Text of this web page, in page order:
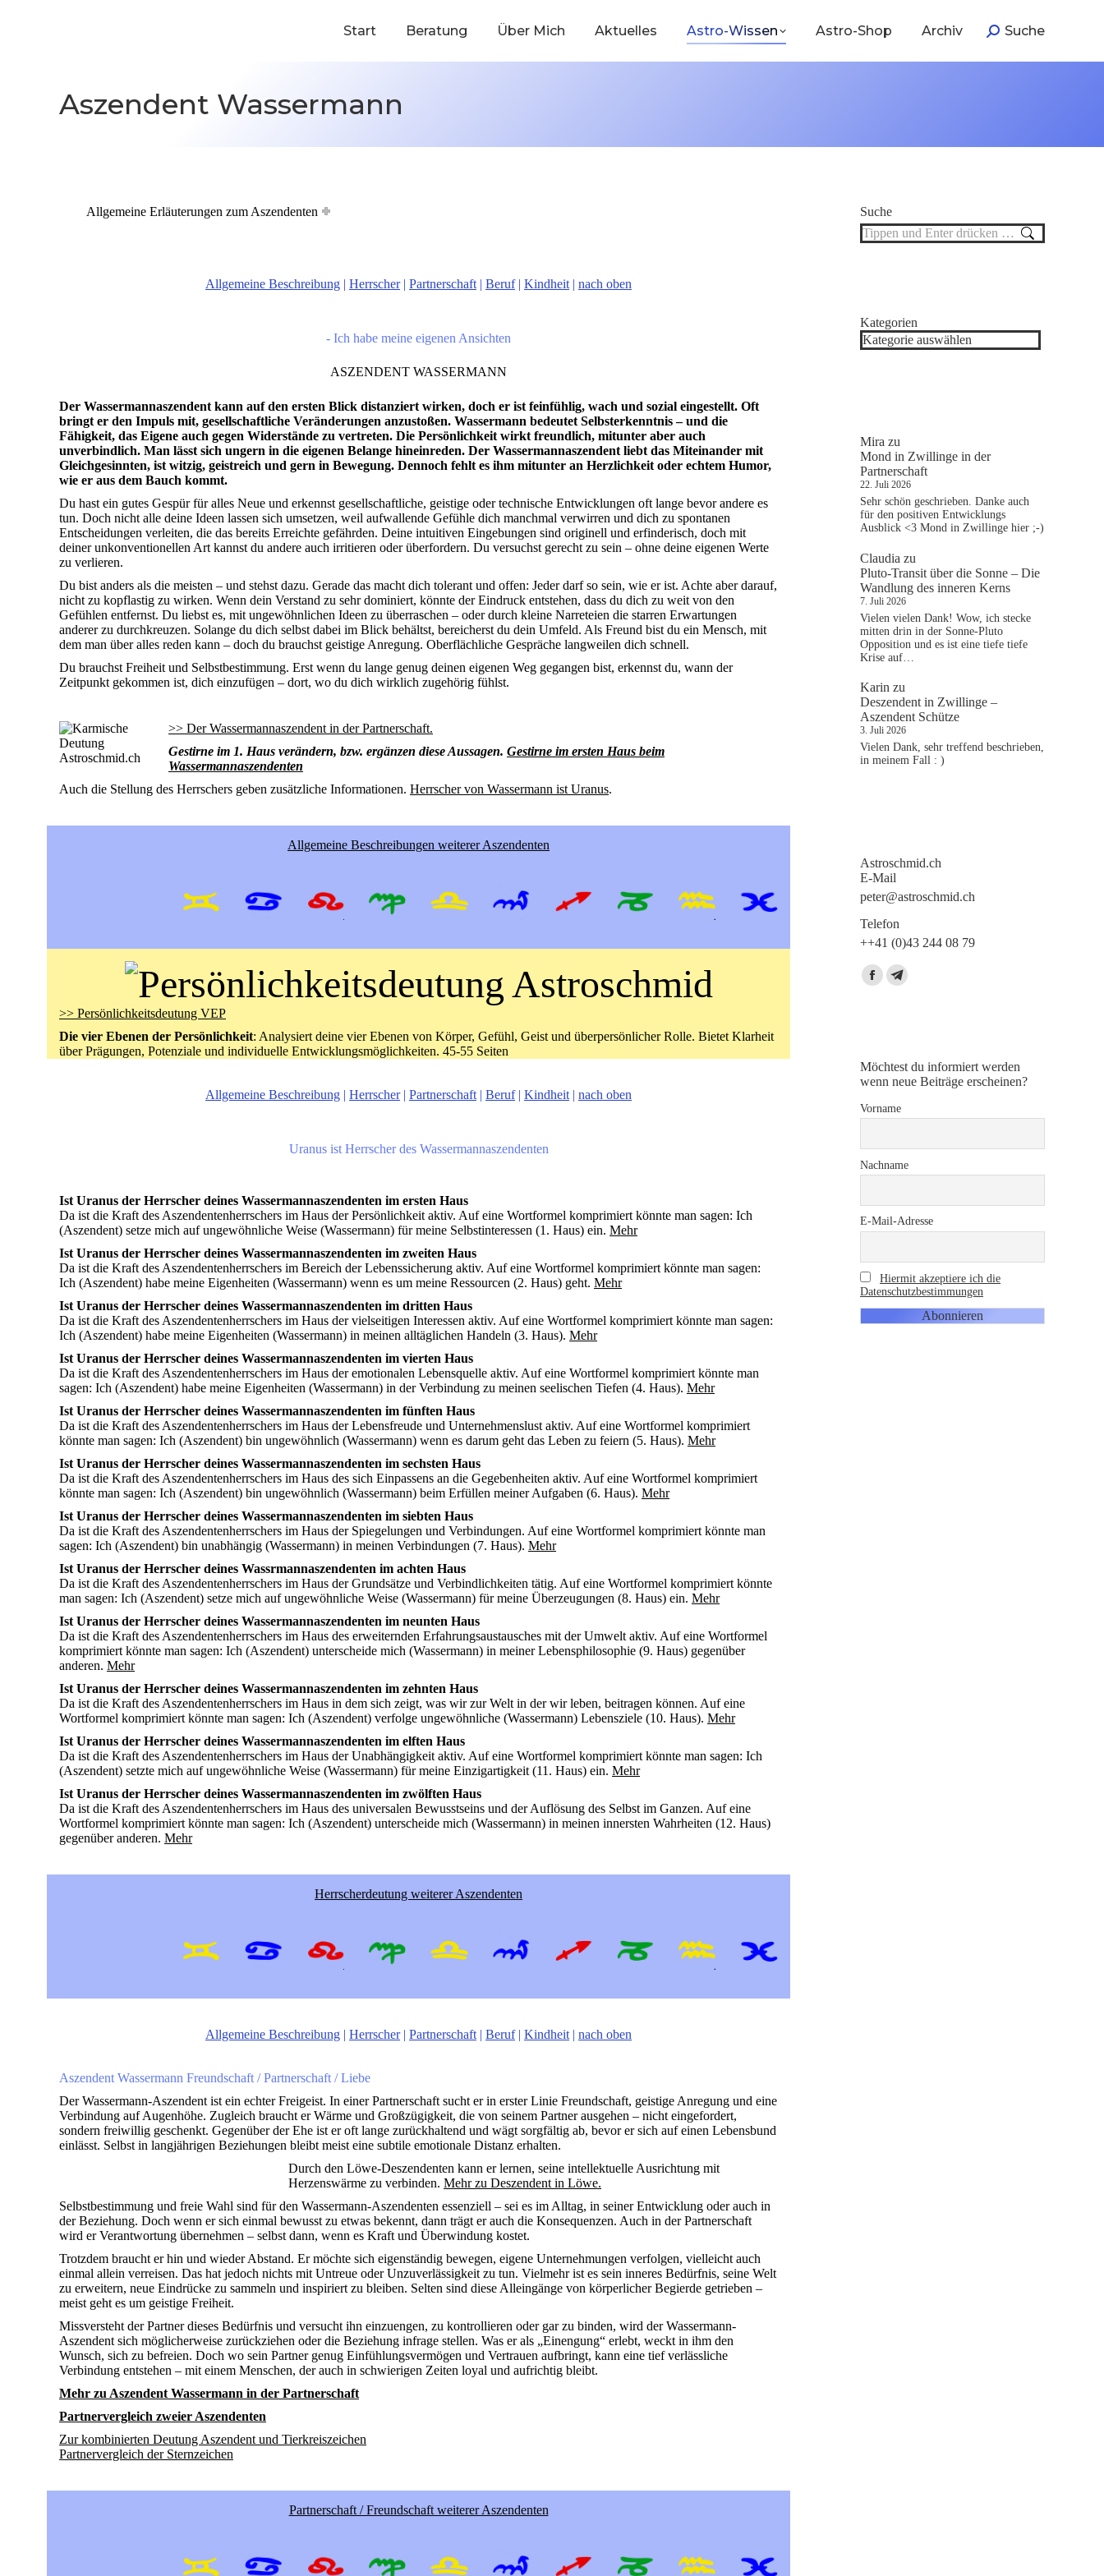
Start Beratung Über Mich Aktuelles Astro-Wissen Astro-Shop Archiv Search:Suche
Aszendent Wassermann
Allgemeine Erläuterungen zum Aszendenten
Allgemeine Beschreibung | Herrscher| Partnerschaft | Beruf| Kindheit | nach oben
- Ich habe meine eigenen Ansichten
ASZENDENT WASSERMANN
Der Wassermannaszendent kann auf den ersten Blick distanziert wirken, doch er ist feinfühlig, wach und sozial eingestellt. Oft
bringt er den Impuls mit, gesellschaftliche Veränderungen anzustoßen. Wassermann bedeutet Selbsterkenntnis – und die
Fähigkeit, das Eigene auch gegen Widerstände zu vertreten. Die Persönlichkeit wirkt freundlich, mitunter aber auch
unverbindlich. Man lässt sich ungern in die eigenen Belange hineinreden. Der Wassermannaszendent liebt das Miteinander mit
Gleichgesinnten, ist witzig, geistreich und gern in Bewegung. Dennoch fehlt es ihm mitunter an Herzlichkeit oder echtem Humor,
wie er aus dem Bauch kommt.
Du hast ein gutes Gespür für alles Neue und erkennst gesellschaftliche, geistige oder technische Entwicklungen oft lange bevor andere es
tun. Doch nicht alle deine Ideen lassen sich umsetzen, weil aufwallende Gefühle dich manchmal verwirren und dich zu spontanen
Entscheidungen verleiten, die das bereits Erreichte gefährden. Deine intuitiven Eingebungen sind originell und erfinderisch, doch mit
deiner unkonventionellen Art kannst du andere auch irritieren oder überfordern. Du versuchst gerecht zu sein – ohne deine eigenen Werte
zu verlieren.
Du bist anders als die meisten – und stehst dazu. Gerade das macht dich tolerant und offen: Jeder darf so sein, wie er ist. Achte aber darauf,
nicht zu kopflastig zu wirken. Wenn dein Verstand zu sehr dominiert, könnte der Eindruck entstehen, dass du dich zu weit von den
Gefühlen entfernst. Du liebst es, mit ungewöhnlichen Ideen zu überraschen – oder durch kleine Narreteien die starren Erwartungen
anderer zu durchkreuzen. Solange du dich selbst dabei im Blick behältst, bereicherst du dein Umfeld. Als Freund bist du ein Mensch, mit
dem man über alles reden kann – doch du brauchst geistige Anregung. Oberflächliche Gespräche langweilen dich schnell.
Du brauchst Freiheit und Selbstbestimmung. Erst wenn du lange genug deinen eigenen Weg gegangen bist, erkennst du, wann der
Zeitpunkt gekommen ist, dich einzufügen – dort, wo du dich wirklich zugehörig fühlst.
>> Der Wassermannaszendent in der Partnerschaft.
Gestirne im 1. Haus verändern, bzw. ergänzen diese Aussagen. Gestirne im ersten Haus beim
Wassermannaszendenten
Auch die Stellung des Herrschers geben zusätzliche Informationen. Herrscher von Wassermann ist Uranus.
Allgemeine Beschreibungen weiterer Aszendenten
>> Persönlichkeitsdeutung VEP
Die vier Ebenen der Persönlichkeit: Analysiert deine vier Ebenen von Körper, Gefühl, Geist und überpersönlicher Rolle. Bietet Klarheit
über Prägungen, Potenziale und individuelle Entwicklungsmöglichkeiten. 45-55 Seiten
Allgemeine Beschreibung | Herrscher| Partnerschaft| Beruf| Kindheit| nach oben
Uranus ist Herrscher des Wassermannaszendenten
Ist Uranus der Herrscher deines Wassermannaszendenten im ersten Haus
Da ist die Kraft des Aszendentenherrschers im Haus der Persönlichkeit aktiv. Auf eine Wortformel komprimiert könnte man sagen: Ich
(Aszendent) setze mich auf ungewöhnliche Weise (Wassermann) für meine Selbstinteressen (1. Haus) ein. Mehr
Ist Uranus der Herrscher deines Wassermannaszendenten im zweiten Haus
Da ist die Kraft des Aszendentenherrschers im Bereich der Lebenssicherung aktiv. Auf eine Wortformel komprimiert könnte man sagen:
Ich (Aszendent) habe meine Eigenheiten (Wassermann) wenn es um meine Ressourcen (2. Haus) geht. Mehr
Ist Uranus der Herrscher deines Wassermannaszendenten im dritten Haus
Da ist die Kraft des Aszendentenherrschers im Haus der vielseitigen Interessen aktiv. Auf eine Wortformel komprimiert könnte man sagen:
Ich (Aszendent) habe meine Eigenheiten (Wassermann) in meinen alltäglichen Handeln (3. Haus). Mehr
Ist Uranus der Herrscher deines Wassermannaszendenten im vierten Haus
Da ist die Kraft des Aszendentenherrschers im Haus der emotionalen Lebensquelle aktiv. Auf eine Wortformel komprimiert könnte man
sagen: Ich (Aszendent) habe meine Eigenheiten (Wassermann) in der Verbindung zu meinen seelischen Tiefen (4. Haus). Mehr
Ist Uranus der Herrscher deines Wassermannaszendenten im fünften Haus
Da ist die Kraft des Aszendentenherrschers im Haus der Lebensfreude und Unternehmenslust aktiv. Auf eine Wortformel komprimiert
könnte man sagen: Ich (Aszendent) bin ungewöhnlich (Wassermann) wenn es darum geht das Leben zu feiern (5. Haus). Mehr
Ist Uranus der Herrscher deines Wassermannaszendenten im sechsten Haus
Da ist die Kraft des Aszendentenherrschers im Haus des sich Einpassens an die Gegebenheiten aktiv. Auf eine Wortformel komprimiert
könnte man sagen: Ich (Aszendent) bin ungewöhnlich (Wassermann) beim Erfüllen meiner Aufgaben (6. Haus). Mehr
Ist Uranus der Herrscher deines Wassermannaszendenten im siebten Haus
Da ist die Kraft des Aszendentenherrschers im Haus der Spiegelungen und Verbindungen. Auf eine Wortformel komprimiert könnte man
sagen: Ich (Aszendent) bin unabhängig (Wassermann) in meinen Verbindungen (7. Haus). Mehr
Ist Uranus der Herrscher deines Wassrmannaszendenten im achten Haus
Da ist die Kraft des Aszendentenherrschers im Haus der Grundsätze und Verbindlichkeiten tätig. Auf eine Wortformel komprimiert könnte
man sagen: Ich (Aszendent) setze mich auf ungewöhnliche Weise (Wassermann) für meine Überzeugungen (8. Haus) ein. Mehr
Ist Uranus der Herrscher deines Wassermannaszendenten im neunten Haus
Da ist die Kraft des Aszendentenherrschers im Haus des erweiternden Erfahrungsaustausches mit der Umwelt aktiv. Auf eine Wortformel
komprimiert könnte man sagen: Ich (Aszendent) unterscheide mich (Wassermann) in meiner Lebensphilosophie (9. Haus) gegenüber
anderen. Mehr
Ist Uranus der Herrscher deines Wassermannaszendenten im zehnten Haus
Da ist die Kraft des Aszendentenherrschers im Haus in dem sich zeigt, was wir zur Welt in der wir leben, beitragen können. Auf eine
Wortformel komprimiert könnte man sagen: Ich (Aszendent) verfolge ungewöhnliche (Wassermann) Lebensziele (10. Haus). Mehr
Ist Uranus der Herrscher deines Wassermannaszendenten im elften Haus
Da ist die Kraft des Aszendentenherrschers im Haus der Unabhängigkeit aktiv. Auf eine Wortformel komprimiert könnte man sagen: Ich
(Aszendent) setzte mich auf ungewöhnliche Weise (Wassermann) für meine Einzigartigkeit (11. Haus) ein. Mehr
Ist Uranus der Herrscher deines Wassermannaszendenten im zwölften Haus
Da ist die Kraft des Aszendentenherrschers im Haus des universalen Bewusstseins und der Auflösung des Selbst im Ganzen. Auf eine
Wortformel komprimiert könnte man sagen: Ich (Aszendent) unterscheide mich (Wassermann) in meinen innersten Wahrheiten (12. Haus)
gegenüber anderen. Mehr
Herrscherdeutung weiterer Aszendenten
Allgemeine Beschreibung | Herrscher| Partnerschaft | Beruf| Kindheit | nach oben
Aszendent Wassermann Freundschaft / Partnerschaft / Liebe
Der Wassermann-Aszendent ist ein echter Freigeist. In einer Partnerschaft sucht er in erster Linie Freundschaft, geistige Anregung und eine
Verbindung auf Augenhöhe. Zugleich braucht er Wärme und Großzügigkeit, die von seinem Partner ausgehen – nicht eingefordert,
sondern freiwillig geschenkt. Gegenüber der Ehe ist er oft lange zurückhaltend und wägt sorgfältig ab, bevor er sich auf einen Lebensbund
einlässt. Selbst in langjährigen Beziehungen bleibt meist eine subtile emotionale Distanz erhalten.
Durch den Löwe-Deszendenten kann er lernen, seine intellektuelle Ausrichtung mit
Herzenswärme zu verbinden. Mehr zu Deszendent in Löwe.
Selbstbestimmung und freie Wahl sind für den Wassermann-Aszendenten essenziell – sei es im Alltag, in seiner Entwicklung oder auch in
der Beziehung. Doch wenn er sich einmal bewusst zu etwas bekennt, dann trägt er auch die Konsequenzen. Auch in der Partnerschaft
wird er Verantwortung übernehmen – selbst dann, wenn es Kraft und Überwindung kostet.
Trotzdem braucht er hin und wieder Abstand. Er möchte sich eigenständig bewegen, eigene Unternehmungen verfolgen, vielleicht auch
einmal allein verreisen. Das hat jedoch nichts mit Untreue oder Unzuverlässigkeit zu tun. Vielmehr ist es sein inneres Bedürfnis, seine Welt
zu erweitern, neue Eindrücke zu sammeln und inspiriert zu bleiben. Selten sind diese Alleingänge von körperlicher Begierde getrieben –
meist geht es um geistige Freiheit.
Missversteht der Partner dieses Bedürfnis und versucht ihn einzuengen, zu kontrollieren oder gar zu binden, wird der Wassermann-
Aszendent sich möglicherweise zurückziehen oder die Beziehung infrage stellen. Was er als „Einengung“ erlebt, weckt in ihm den
Wunsch, sich zu befreien. Doch wo sein Partner genug Einfühlungsvermögen und Vertrauen aufbringt, kann eine tief verlässliche
Verbindung entstehen – mit einem Menschen, der auch in schwierigen Zeiten loyal und aufrichtig bleibt.
Mehr zu Aszendent Wassermann in der Partnerschaft
Partnervergleich zweier Aszendenten
Zur kombinierten Deutung Aszendent und Tierkreiszeichen
Partnervergleich der Sternzeichen
Partnerschaft / Freundschaft weiterer Aszendenten
Suche
Search:
Kategorien
Kategorien
Mira zu
Mond in Zwillinge in der
Partnerschaft
22. Juli 2026
Sehr schön geschrieben. Danke auch
für den positiven Entwicklungs
Ausblick <3 Mond in Zwillinge hier ;-)
Claudia zu
Pluto-Transit über die Sonne – Die
Wandlung des inneren Kerns
7. Juli 2026
Vielen vielen Dank! Wow, ich stecke
mitten drin in der Sonne-Pluto
Opposition und es ist eine tiefe tiefe
Krise auf…
Karin zu
Deszendent in Zwillinge –
Aszendent Schütze
3. Juli 2026
Vielen Dank, sehr treffend beschrieben,
in meinem Fall : )
Astroschmid.ch
E-Mail
peter@astroschmid.ch
Telefon
++41 (0)43 244 08 79
Finden Sie uns auf:
Facebook
new
window
Telegram
new
window
Möchtest du informiert werden
wenn neue Beiträge erscheinen?
Vorname
Nachname
E-Mail-Adresse
Hiermit akzeptiere ich die
Datenschutzbestimmungen